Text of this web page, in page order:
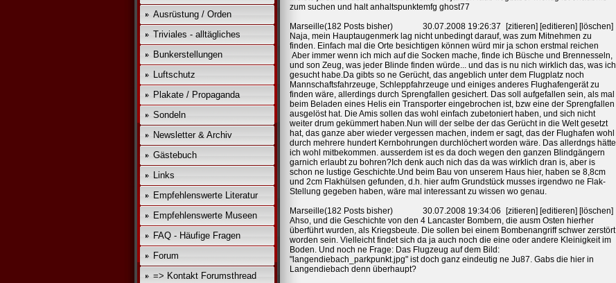
Ausrüstung / Orden
Triviales - alltägliches
Bunkerstellungen
Luftschutz
Plakate / Propaganda
Sondeln
Newsletter & Archiv
Gästebuch
Links
Empfehlenswerte Literatur
Empfehlenswerte Museen
FAQ - Häufige Fragen
Forum
=> Kontakt Forumsthread
zum suchen und halt anhaltspunktemfg ghost77
Marseille(182 Posts bisher)
30.07.2008 19:26:37
[zitieren] [editieren] [löschen]
Naja, mein Hauptaugenmerk lag nicht unbedingt darauf, was zum Mitnehmen zu
finden. Einfach mal die Orte besichtigen können würd mir ja schon erstmal reichen
Aber immer wenn ich mich auf die Socken mache, finde ich Büsche und Brennesseln,
und son Zeug, was jeder Blinde finden würde... und das is nu nich wirklich das, was ich
gesucht habe.Da gibts so ne Gerücht, das angeblich unter dem Flugplatz noch
Mannschaftsfahrzeuge, Schleppfahrzeuge und einiges anderes Flughafengerät zu
finden wäre, allerdings durch Sprengfallen gesichert. Das soll aufgefallen sein, als mal
beim Beladen eines Helis ein Transporter eingebrochen ist, bzw eine der Sprengfallen
ausgelöst hat. Die Amis sollen das wohl einfach zubetoniert haben, und sich nicht
weiter drum gekümmert haben.Nun will der selbe der das Gerücht in die Welt gesetzt
hat, das ganze aber wieder vergessen machen, indem er sagt, das der Flughafen wohl
durch mehrere hundert Kernbohrungen durchlöchert worden wäre. Das allerdngs hätte
ich wohl mitbekommen. ausserdem ist es da doch wegen den ganzen Blindgängern
garnich erlaubt zu bohren?Ich denk auch nich das da was wirklich dran is, aber is
schon ne lustige Geschichte.Und beim Bau von unserem Haus hier, haben se 8,8cm
und 2cm Flakhülsen gefunden, d.h. hier aufm Grundstück musses irgendwo ne Flak-
Stellung gegeben haben, wäre mal interessant zu wissen wo genau.
Marseille(182 Posts bisher)
30.07.2008 19:34:06
[zitieren] [editieren] [löschen]
Ahso, und die Geschichte von den 4 Lancaster Bombern, die ausm Osten hierher
überführt wurden, als Kriegsbeute. Die sollen bei einem Bombenangriff schwer zerstört
worden sein. Vielleicht findet sich da ja auch noch die eine oder andere Kleinigkeit im
Boden. Und noch ne Frage: Das Flugzeug auf dem Bild:
"langendiebach_parkpunkt.jpg" ist doch ganz eindeutig ne Ju87. Gabs die hier in
Langendiebach denn überhaupt?